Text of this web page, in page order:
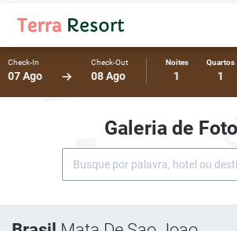
Check-In
07 Ago
Check-Out
08 Ago
Noites
1
Quartos
1
Galeria de